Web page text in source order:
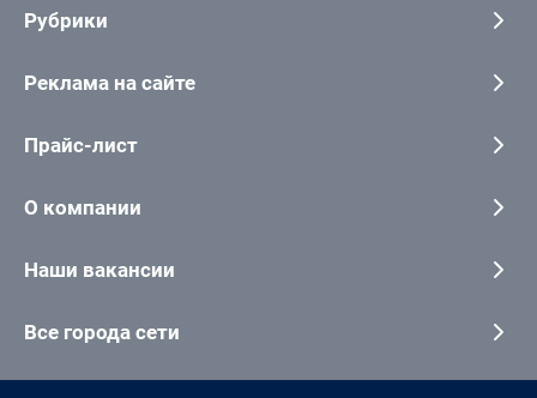
Рубрики
Реклама на сайте
Прайс-лист
О компании
Наши вакансии
Все города сети